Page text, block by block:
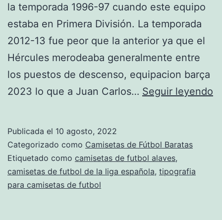
la temporada 1996-97 cuando este equipo
estaba en Primera División. La temporada
2012-13 fue peor que la anterior ya que el
Hércules merodeaba generalmente entre
los puestos de descenso, equipacion barça
2023 lo que a Juan Carlos… Seguir leyendo
Publicada el 10 agosto, 2022
Categorizado como Camisetas de Fútbol Baratas
Etiquetado como camisetas de futbol alaves,
camisetas de futbol de la liga española, tipografia
para camisetas de futbol